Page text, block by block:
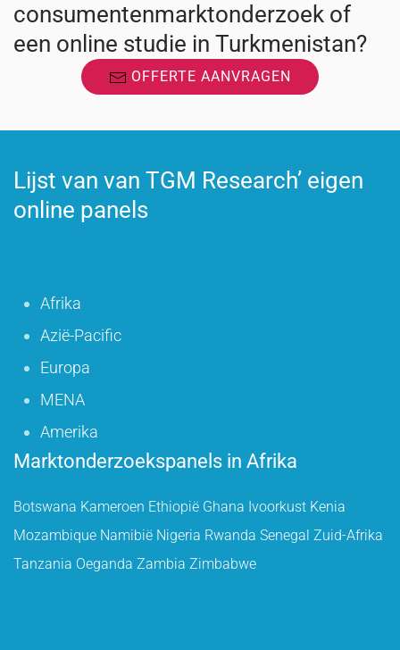
consumentenmarktonderzoek of
een online studie in Turkmenistan?
OFFERTE AANVRAGEN
Lijst van van TGM Research’ eigen
online panels
Afrika
Azië-Pacific
Europa
MENA
Amerika
Marktonderzoekspanels in Afrika
Botswana Kameroen Ethiopië Ghana Ivoorkust Kenia
Mozambique Namibië Nigeria Rwanda Senegal Zuid-Afrika
Tanzania Oeganda Zambia Zimbabwe